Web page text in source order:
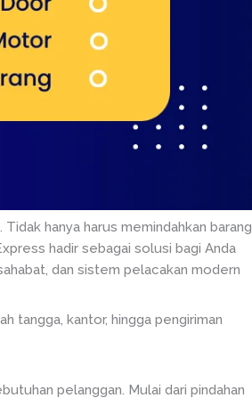
hanya harus memindahkan barang
hadir sebagai solusi bagi Anda
dan sistem pelacakan modern
tangga, kantor, hingga pengiriman
pelanggan. Mulai dari pindahan